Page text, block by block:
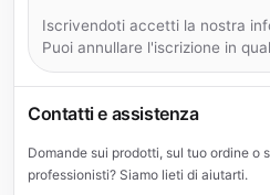
Iscrivendoti accetti la nostra
Puoi annullare l'iscrizione in
Contatti e assistenza
Domande sui prodotti, sul tuo ordine o
professionisti? Siamo lieti di aiutarti.